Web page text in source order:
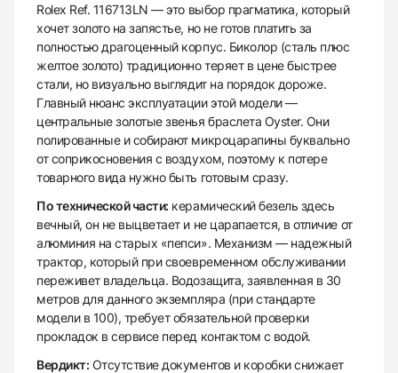
Rolex Ref. 116713LN — это выбор прагматика, который
хочет золото на запястье, но не готов платить за
полностью драгоценный корпус. Биколор (сталь плюс
желтое золото) традиционно теряет в цене быстрее
стали, но визуально выглядит на порядок дороже.
Главный нюанс эксплуатации этой модели —
центральные золотые звенья браслета Oyster. Они
полированные и собирают микроцарапины буквально
от соприкосновения с воздухом, поэтому к потере
товарного вида нужно быть готовым сразу.
По технической части: керамический безель здесь
вечный, он не выцветает и не царапается, в отличие от
алюминия на старых «пепси». Механизм — надежный
трактор, который при своевременном обслуживании
переживет владельца. Водозащита, заявленная в 30
метров для данного экземпляра (при стандарте
модели в 100), требует обязательной проверки
прокладок в сервисе перед контактом с водой.
Вердикт: Отсутствие документов и коробки снижает